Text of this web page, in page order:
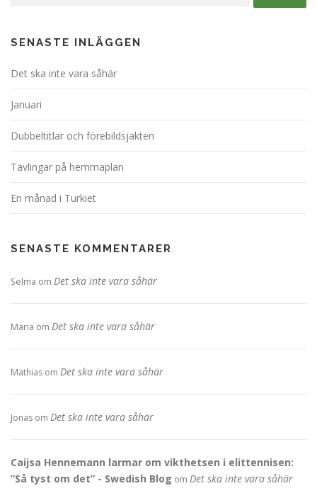
SENASTE INLÄGGEN
Det ska inte vara såhär
Januari
Dubbeltitlar och förebildsjakten
Tävlingar på hemmaplan
En månad i Turkiet
SENASTE KOMMENTARER
Selma om Det ska inte vara såhär
Maria om Det ska inte vara såhär
Mathias om Det ska inte vara såhär
Jonas om Det ska inte vara såhär
Caijsa Hennemann larmar om vikthetsen i elittennisen:
”Så tyst om det” - Swedish Blog om Det ska inte vara såhär